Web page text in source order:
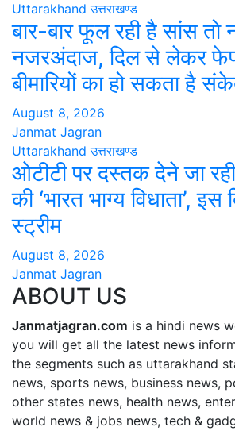
Uttarakhand उत्तराखण्ड
बार-बार फूल रही है सांस तो
नजरअंदाज, दिल से लेकर
बीमारियों का हो सकता है
August 8, 2026
Janmat Jagran
Uttarakhand उत्तराखण्ड
ओटीटी पर दस्तक देने जा
की ‘भारत भाग्य विधाता’, इस
स्ट्रीम
August 8, 2026
Janmat Jagran
ABOUT US
Janmatjagran.com is a hindi news
you will get all the latest news
the segments such as uttarakhand
news, sports news, business news,
other states news, health news,
world news & jobs news, tech &